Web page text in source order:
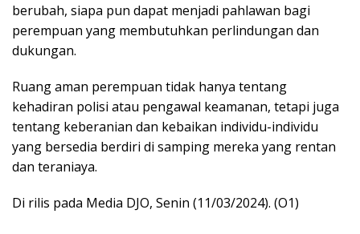
berubah, siapa pun dapat menjadi pahlawan bagi
perempuan yang membutuhkan perlindungan dan
dukungan.
Ruang aman perempuan tidak hanya tentang
kehadiran polisi atau pengawal keamanan, tetapi juga
tentang keberanian dan kebaikan individu-individu
yang bersedia berdiri di samping mereka yang rentan
dan teraniaya.
Di rilis pada Media DJO, Senin (11/03/2024). (O1)